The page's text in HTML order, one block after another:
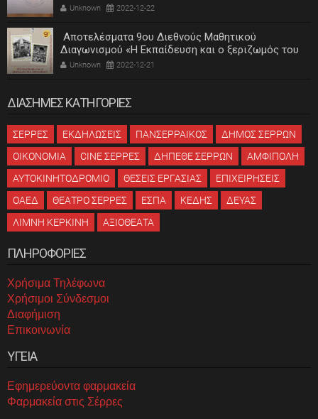
Unknown 2022-12-22
Αποτελέσματα 9ου Διεθνούς Μαθητικού
Διαγωνισμού «Η Εκπαίδευση και ο ξεριζωμός του
ελληνισμού»
Unknown 2022-12-21
ΔΙΑΣΗΜΕΣ ΚΑΤΗΓΟΡΙΕΣ
ΣΕΡΡΕΣ ΕΚΔΗΛΩΣΕΙΣ ΠΑΝΣΕΡΡΑΙΚΟΣ
ΔΗΜΟΣ ΣΕΡΡΩΝ
ΟΙΚΟΝΟΜΙΑ
CINE ΣΕΡΡΕΣ ΔΗΠΕΘΕ ΣΕΡΡΩΝ
ΑΜΦΙΠΟΛΗ
ΑΥΤΟΚΙΝΗΤΟΔΡΟΜΙΟ
ΘΕΣΕΙΣ ΕΡΓΑΣΙΑΣ
ΕΠΙΧΕΙΡΗΣΕΙΣ
ΟΑΕΔ
ΘΕΑΤΡΟ ΣΕΡΡΕΣ ΕΣΠΑ ΚΕΔΗΣ
ΔΕΥΑΣ
ΛΙΜΝΗ ΚΕΡΚΙΝΗ
ΑΞΙΟΘΕΑΤΑ
ΠΛΗΡΟΦΟΡΙΕΣ
Χρήσιμα Τηλέφωνα
Χρήσιμοι Σύνδεσμοι
Διαφήμιση
Επικοινωνία
ΥΓΕΙΑ
Εφημερεύοντα φαρμακεία
Φαρμακεία στις Σέρρες